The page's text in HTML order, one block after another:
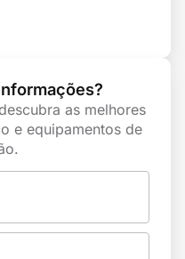
as melhores
e equipamentos de